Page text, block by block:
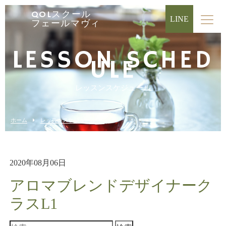
QOLスクール
フェールマヴィ
LINE
LESSON SCHED
ULE
レッスンスケジュール
ホーム レッスンスケジュール
2020年08月06日
アロマブレンドデザイナーク
ラスL1